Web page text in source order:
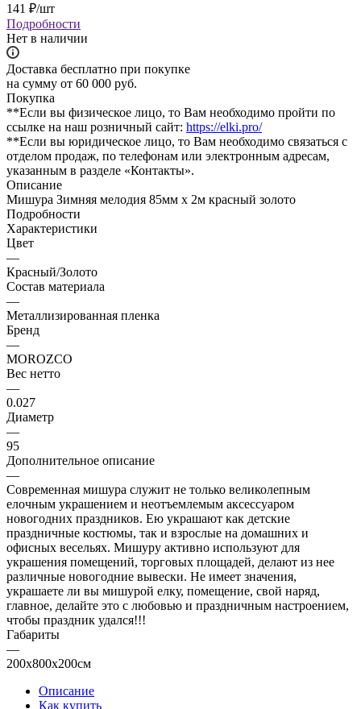
141 ₽/шт
Подробности
Нет в наличии
Доставка бесплатно при покупке
на сумму от 60 000 руб.
Покупка
**Если вы физическое лицо, то Вам необходимо пройти по
ссылке на наш розничный сайт: https://elki.pro/
**Если вы юридическое лицо, то Вам необходимо связаться с
отделом продаж, по телефонам или электронным адресам,
указанным в разделе «Контакты».
Описание
Мишура Зимняя мелодия 85мм х 2м красный золото
Подробности
Характеристики
Цвет
—
Красный/Золото
Состав материала
—
Металлизированная пленка
Бренд
—
MOROZCO
Вес нетто
—
0.027
Диаметр
—
95
Дополнительное описание
—
Современная мишура служит не только великолепным
елочным украшением и неотъемлемым аксессуаром
новогодних праздников. Ею украшают как детские
праздничные костюмы, так и взрослые на домашних и
офисных весельях. Мишуру активно используют для
украшения помещений, торговых площадей, делают из нее
различные новогодние вывески. Не имеет значения,
украшаете ли вы мишурой елку, помещение, свой наряд,
главное, делайте это с любовью и праздничным настроением,
чтобы праздник удался!!!
Габариты
—
200x800x200см
Описание
Как купить